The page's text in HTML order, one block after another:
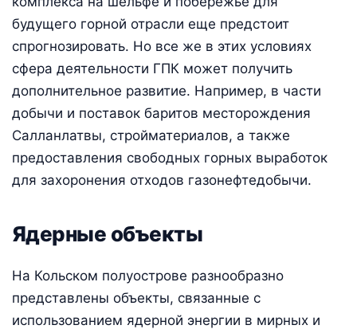
будущего горной отрасли еще предстоит
спрогнозировать. Но все же в этих условиях
сфера деятельности ГПК может получить
дополнительное развитие. Например, в части
добычи и поставок баритов месторождения
Салланлатвы, стройматериалов, а также
предоставления свободных горных выработок
для захоронения отходов газонефтедобычи.
Ядерные объекты
На Кольском полуострове разнообразно
представлены объекты, связанные с
использованием ядерной энергии в мирных и